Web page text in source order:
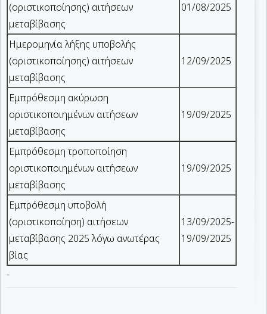
(οριστικοποίησης) αιτήσεων
μεταβίβασης
01/08/2025
Ημερομηνία λήξης υποβολής
(οριστικοποίησης) αιτήσεων
μεταβίβασης
12/09/2025
Εμπρόθεσμη ακύρωση
οριστικοποιημένων αιτήσεων
μεταβίβασης
19/09/2025
Εμπρόθεσμη τροποποίηση
οριστικοποιημένων αιτήσεων
μεταβίβασης
19/09/2025
Εμπρόθεσμη υποβολή
(οριστικοποίηση) αιτήσεων
μεταβίβασης 2025 λόγω ανωτέρας
βίας
13/09/2025-
19/09/2025
-